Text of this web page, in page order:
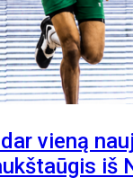
vieną
iš